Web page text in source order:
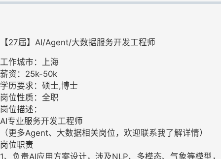
【27届】AI/Agent/大数据服务开发工程师
工作城市：上海
薪资：25k-50k
学历要求：硕士,博士
岗位性质：全职
岗位描述：
AI专业服务开发工程师
（更多Agent、大数据相关岗位，欢迎联系我了解详情）
岗位职责
1、负责AI应用方案设计，涉及NLP、多模态、气象等模型，